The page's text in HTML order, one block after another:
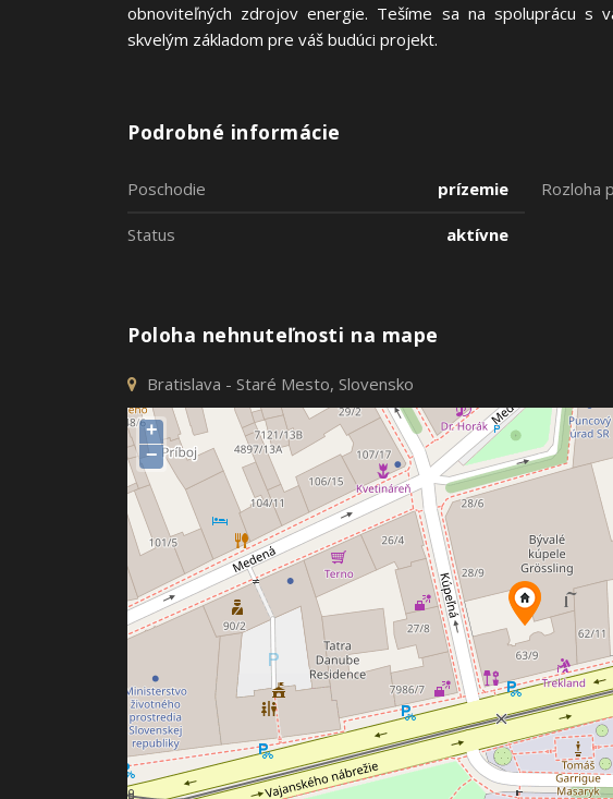
obnoviteľných zdrojov energie. Tešíme sa na spoluprácu s
skvelým základom pre váš budúci projekt.
Podrobné informácie
Poschodie prízemie Rozloha
Status aktívne
Poloha nehnuteľnosti na mape
Bratislava - Staré Mesto, Slovensko
+
−